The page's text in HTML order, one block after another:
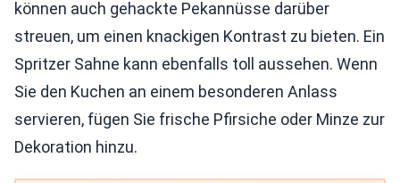
können auch gehackte Pekannüsse darüber
streuen, um einen knackigen Kontrast zu bieten. Ein
Spritzer Sahne kann ebenfalls toll aussehen. Wenn
Sie den Kuchen an einem besonderen Anlass
servieren, fügen Sie frische Pfirsiche oder Minze zur
Dekoration hinzu.